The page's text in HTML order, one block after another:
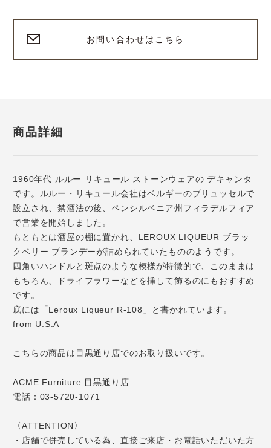
お問い合わせはこちら
商品詳細
1960年代 ルルー リキュール ストーンウェアの デキャンタ
です。ルルー・リキュール会社はベルギーのブリュッセルで
設立され、禁酒法の後、ペンシルベニア州フィラデルフィア
で営業を開始しました。
もともとは酒屋の棚に置かれ、LEROUX LIQUEUR ブラッ
クベリー ブランデーが詰められていたもののようです。
四角いハンドルと斑点のような模様が特徴的で、このままは
もちろん、ドライフラワーなどを挿して飾るのにもおすすめ
です。
底には「Leroux Liqueur R-108」と書かれています。
from U.S.A
こちらの商品は目黒通り店でのお取り扱いです。
ACME Furniture 目黒通り店
電話：03-5720-1071
〈ATTENTION〉
・店舗で併売している為、直接ご来店・お電話いただいた方